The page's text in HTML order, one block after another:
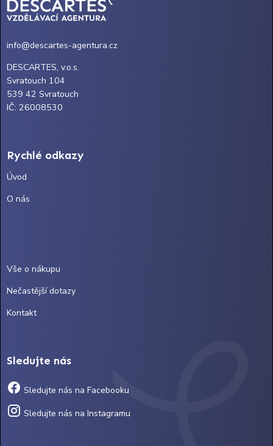
info@descartes-agentura.cz
DESCARTES, v.o.s.
Svratouch 104
539 42 Svratouch
IČ: 26008530
Rychlé odkazy
Úvod
O nás
Vše o nákupu
Nečastější dotazy
Kontakt
Sledujte nás
Sledujte nás na Facebooku
Sledujte nás na Instagramu